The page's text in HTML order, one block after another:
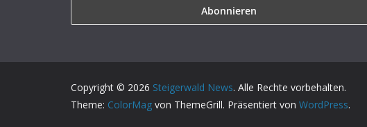
Copyright © 2026 Steigerwald News. Alle Rechte vorbehalten.
Theme: ColorMag von ThemeGrill. Präsentiert von WordPress.